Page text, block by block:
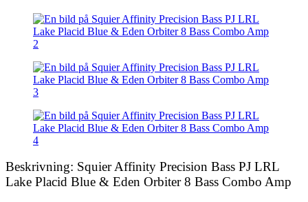
Beskrivning: Squier Affinity Precision Bass PJ LRL
Lake Placid Blue & Eden Orbiter 8 Bass Combo Amp